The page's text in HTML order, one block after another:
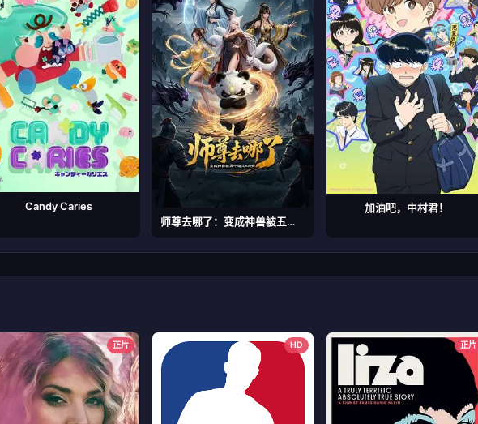
Candy Caries
师尊去哪了：变成神兽被五个徒儿rua秃
加油吧，中村君！
正片 HD 正片